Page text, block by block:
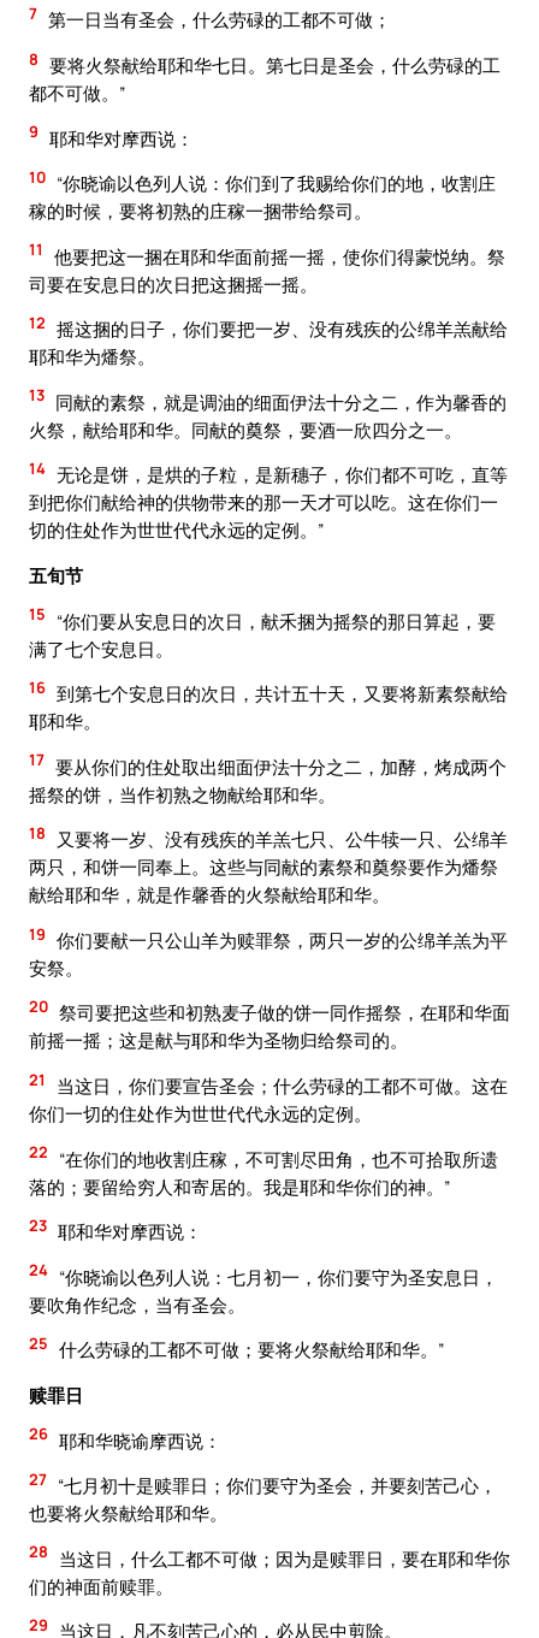
7 第一日当有圣会，什么劳碌的工都不可做；
8 要将火祭献给耶和华七日。第七日是圣会，什么劳碌的工
都不可做。”
9 耶和华对摩西说：
10 “你晓谕以色列人说：你们到了我赐给你们的地，收割庄
稼的时候，要将初熟的庄稼一捆带给祭司。
11
他要把这一捆在耶和华面前摇一摇，使你们得蒙悦纳。祭
司要在安息日的次日把这捆摇一摇。
12 摇这捆的日子，你们要把一岁、没有残疾的公绵羊羔献给
耶和华为燔祭。
13 同献的素祭，就是调油的细面伊法十分之二，作为馨香的
火祭，献给耶和华。同献的奠祭，要酒一欣四分之一。
14 无论是饼，是烘的子粒，是新穗子，你们都不可吃，直等
到把你们献给神的供物带来的那一天才可以吃。这在你们一
切的住处作为世世代代永远的定例。”
五旬节
15
“你们要从安息日的次日，献禾捆为摇祭的那日算起，要
满了七个安息日。
16 到第七个安息日的次日，共计五十天，又要将新素祭献给
耶和华。
17 要从你们的住处取出细面伊法十分之二，加酵，烤成两个
摇祭的饼，当作初熟之物献给耶和华。
18
又要将一岁、没有残疾的羊羔七只、公牛犊一只、公绵羊
两只，和饼一同奉上。这些与同献的素祭和奠祭要作为燔祭
献给耶和华，就是作馨香的火祭献给耶和华。
19 你们要献一只公山羊为赎罪祭，两只一岁的公绵羊羔为平
安祭。
20 祭司要把这些和初熟麦子做的饼一同作摇祭，在耶和华面
前摇一摇；这是献与耶和华为圣物归给祭司的。
21
当这日，你们要宣告圣会；什么劳碌的工都不可做。这在
你们一切的住处作为世世代代永远的定例。
22
“在你们的地收割庄稼，不可割尽田角，也不可拾取所遗
落的；要留给穷人和寄居的。我是耶和华你们的神。”
23 耶和华对摩西说：
24 “你晓谕以色列人说：七月初一，你们要守为圣安息日，
要吹角作纪念，当有圣会。
25 什么劳碌的工都不可做；要将火祭献给耶和华。”
赎罪日
26 耶和华晓谕摩西说：
27 “七月初十是赎罪日；你们要守为圣会，并要刻苦己心，
也要将火祭献给耶和华。
28
当这日，什么工都不可做；因为是赎罪日，要在耶和华你
们的神面前赎罪。
29 当这日，凡不刻苦己心的，必从民中剪除。